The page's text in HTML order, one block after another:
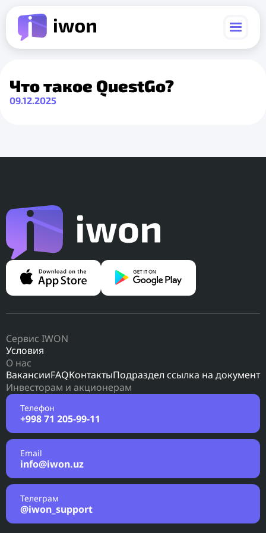
Что такое QuestGo?
09.12.2025
Сервис IWON
Условия
О нас
ВакансииFAQКонтактыПодраздел ссылка на документ
Инвесторам и акционерам
Телефон
+998 71 205-99-11
Email
info@iwon.uz
Телеграм
@iwon_support